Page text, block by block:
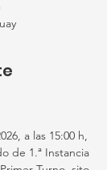
a las 15:00 h,
de 1.ª Instancia